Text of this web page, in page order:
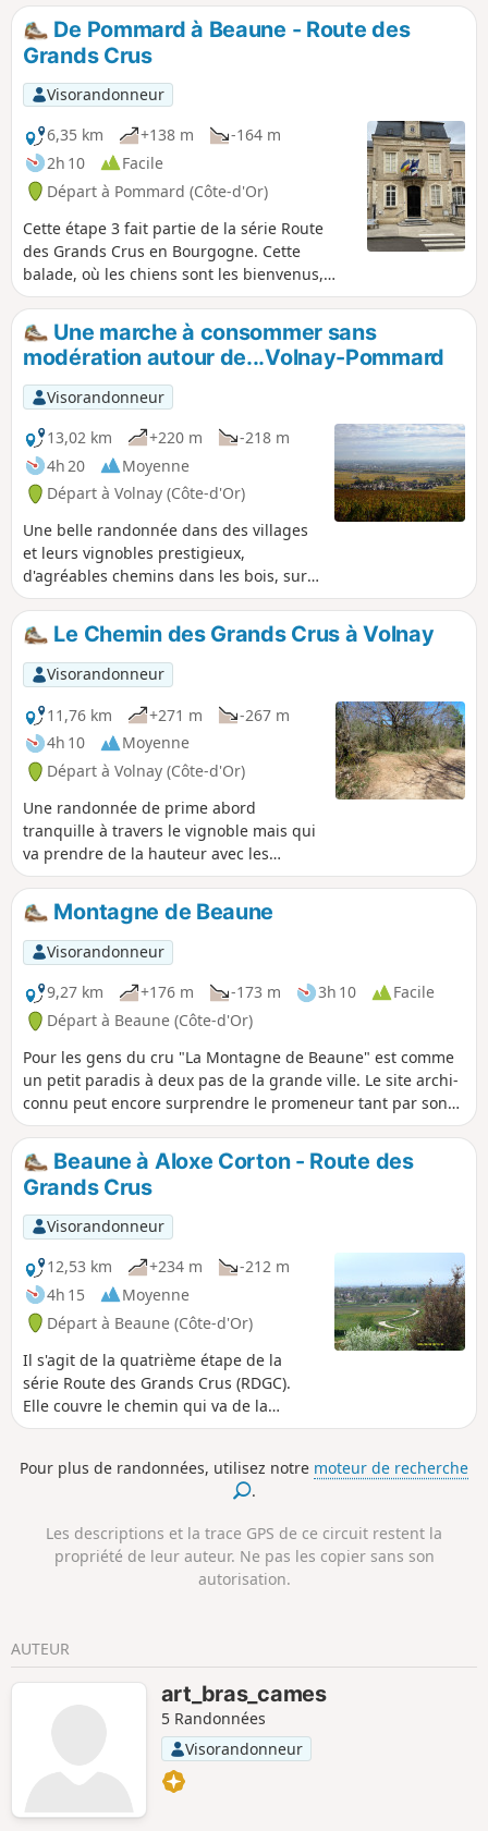
De Pommard à Beaune - Route des
Grands Crus
Visorandonneur
6,35 km
+138 m
-164 m
2h 10
Facile
Départ à Pommard (Côte-d'Or)
Cette étape 3 fait partie de la série Route
des Grands Crus en Bourgogne. Cette
balade, où les chiens sont les bienvenus,
part du centre de Pommard et monte dans
les collines à travers les vignobles et les
bois, pour finir dans la banlieue de Beaune,
dans le charmant parc de la Bouzaise. Si tu
le souhaites, tu peux faire une boucle facile
pour revenir au point de départ.
Une marche à consommer sans
modération autour de...Volnay-Pommard
Visorandonneur
13,02 km
+220 m
-218 m
4h 20
Moyenne
Départ à Volnay (Côte-d'Or)
Une belle randonnée dans des villages
et leurs vignobles prestigieux,
d'agréables chemins dans les bois, sur
les chaumes et en balcon. À faire
idéalement en tout début d'automne
pour déguster les couleurs de la vigne.
Le Chemin des Grands Crus à Volnay
Visorandonneur
11,76 km
+271 m
-267 m
4h 10
Moyenne
Départ à Volnay (Côte-d'Or)
Une randonnée de prime abord
tranquille à travers le vignoble mais qui
va prendre de la hauteur avec les
sentiers pierreux et plein de charme de
la Montagne d'Auxey.
Montagne de Beaune
Visorandonneur
9,27 km
+176 m -173 m 3h 10
Facile
Départ à Beaune (Côte-d'Or)
Pour les gens du cru "La Montagne de Beaune" est comme
un petit paradis à deux pas de la grande ville. Le site archi-
connu peut encore surprendre le promeneur tant par son
décor que par ses nombreux sentiers parfaitement
aménagés.
Beaune à Aloxe Corton - Route des
Grands Crus
Visorandonneur
12,53 km
+234 m
-212 m
4h 15
Moyenne
Départ à Beaune (Côte-d'Or)
Il s'agit de la quatrième étape de la
série Route des Grands Crus (RDGC).
Elle couvre le chemin qui va de la
périphérie de Beaune, au parc de
Pernand-Vergelesses et Aloxe-Corton.
Elle est accessible aux chiens et traverse
célèbres et une campagne magnifique
offrant de superbes vues. Vous
marcherez à la fois en pleine campagne
fréquentées. Il y a quelques montées,
mais dans l'ensemble, la randonnée est
assez plate. Les indications sont bien
signalées. Bien qu'Aloxe-Corton soit
légèrement en dehors du parcours
officiel de la RDGC, nous terminons là
pour plusieurs raisons, notamment les
options de retour.
Pour plus de randonnées, utilisez notre moteur de recherche
.
Les descriptions et la trace GPS de ce circuit restent la
propriété de leur auteur. Ne pas les copier sans son
autorisation.
AUTEUR
art_bras_cames
5 Randonnées
Visorandonneur